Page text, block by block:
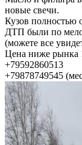
новые свечи.
Кузов полностью
ДТП были по
(можете все
Цена ниже рынка
+79592860513
+79878749545